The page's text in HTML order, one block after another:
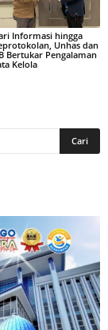
Informasi hingga
Unhas dan
Bertukar Pengalaman
Kelola